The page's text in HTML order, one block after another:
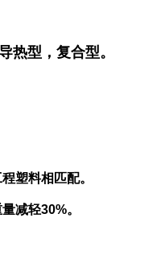
热型 ，复合型。
塑料相匹配。
减轻30%。